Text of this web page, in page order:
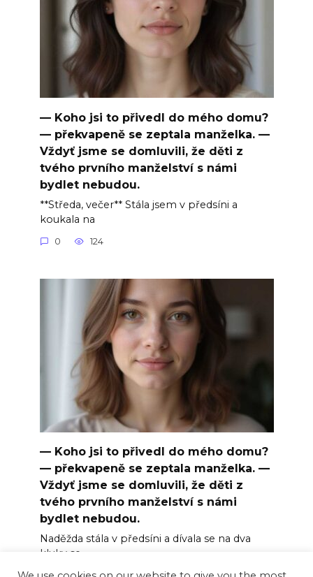
— Koho jsi to přivedl do mého domu?
— překvapeně se zeptala manželka. —
Vždyť jsme se domluvili, že děti z
tvého prvního manželství s námi
bydlet nebudou.
**Středa, večer** Stála jsem v předsíni a
koukala na
0 124
— Koho jsi to přivedl do mého domu?
— překvapeně se zeptala manželka. —
Vždyť jsme se domluvili, že děti z
tvého prvního manželství s námi
bydlet nebudou.
Naděžda stála v předsíni a dívala se na dva
kluky se